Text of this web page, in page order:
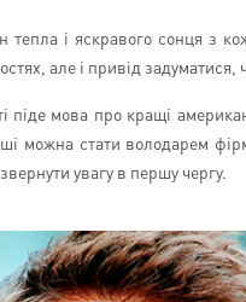
тепла і яскравого сонця з
але і привід
піде мова про кращі
можна стати володарем
увагу в першу чергу.